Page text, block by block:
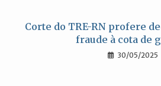
Corte do TRE-RN profere
fraude à cota de
30/05/2025